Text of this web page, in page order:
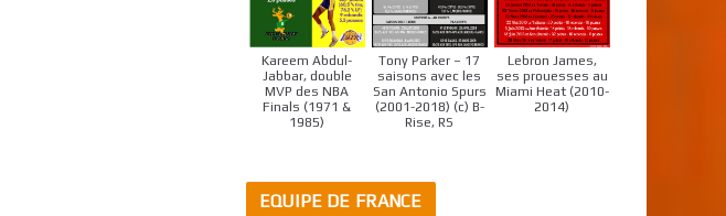
Kareem Abdul-
Jabbar, double
MVP des NBA
Finals (1971 &
1985)
Tony Parker – 17
saisons avec les
San Antonio Spurs
(2001-2018) (c) B-
Rise, RS
Lebron James,
ses prouesses au
Miami Heat (2010-
2014)
EQUIPE DE FRANCE